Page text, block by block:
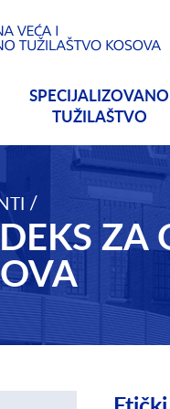
SPECIJALIZOVANO
TUŽILAŠTVO
/